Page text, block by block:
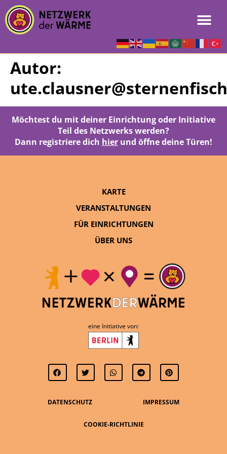
Autor:
Möchtest du mit deiner Einrichtung oder Initiative
Teil des Netzwerks werden?
Dann registriere dich hier und öffne deine Türen!
DATENSCHUTZ IMPRESSUM
COOKIE-RICHTLINIE
eine Initiative von:
KARTE
VERANSTALTUNGEN
FÜR EINRICHTUNGEN
ÜBER UNS